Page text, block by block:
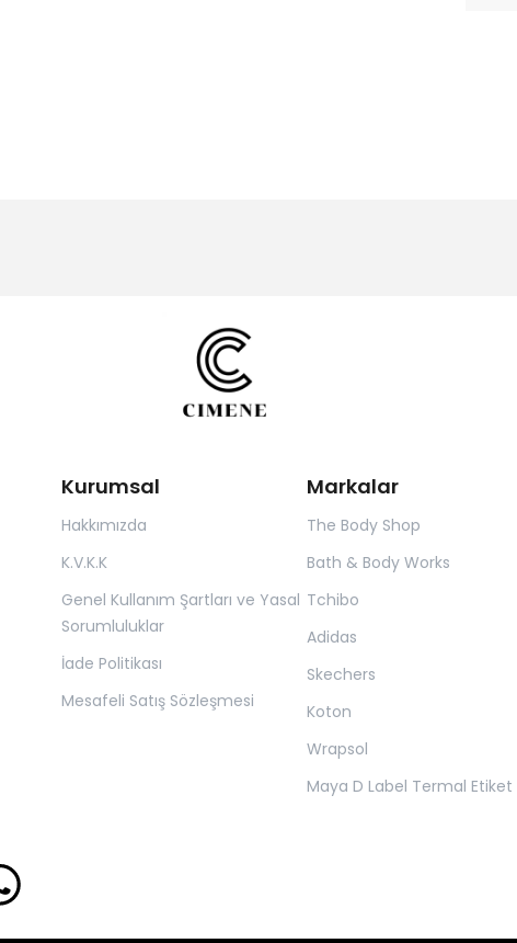
Kurumsal
Hakkımızda
K.V.K.K
Genel Kullanım Şartları ve Yasal
Sorumluluklar
İade Politikası
Mesafeli Satış Sözleşmesi
Markalar
The Body Shop
Bath & Body Works
Tchibo
Adidas
Skechers
Koton
Wrapsol
Maya D Label Termal Etiket